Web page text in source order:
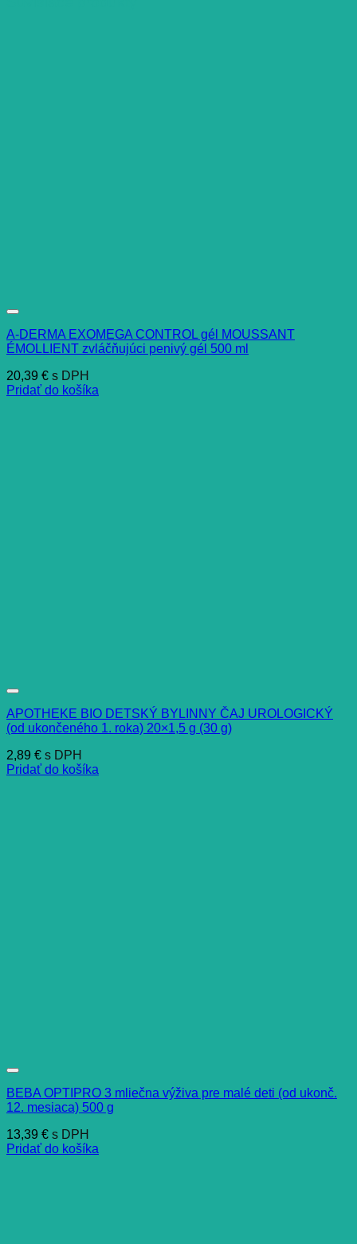
A-DERMA EXOMEGA CONTROL gél MOUSSANT
ÉMOLLIENT zvláčňujúci penivý gél 500 ml
20,39 € s DPH
Pridať do košíka
APOTHEKE BIO DETSKÝ BYLINNY ČAJ UROLOGICKÝ
(od ukončeného 1. roka) 20×1,5 g (30 g)
2,89 € s DPH
Pridať do košíka
BEBA OPTIPRO 3 mliečna výživa pre malé deti (od ukonč.
12. mesiaca) 500 g
13,39 € s DPH
Pridať do košíka